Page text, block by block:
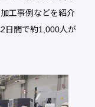
工事例などを紹介
日間で約1,000人が